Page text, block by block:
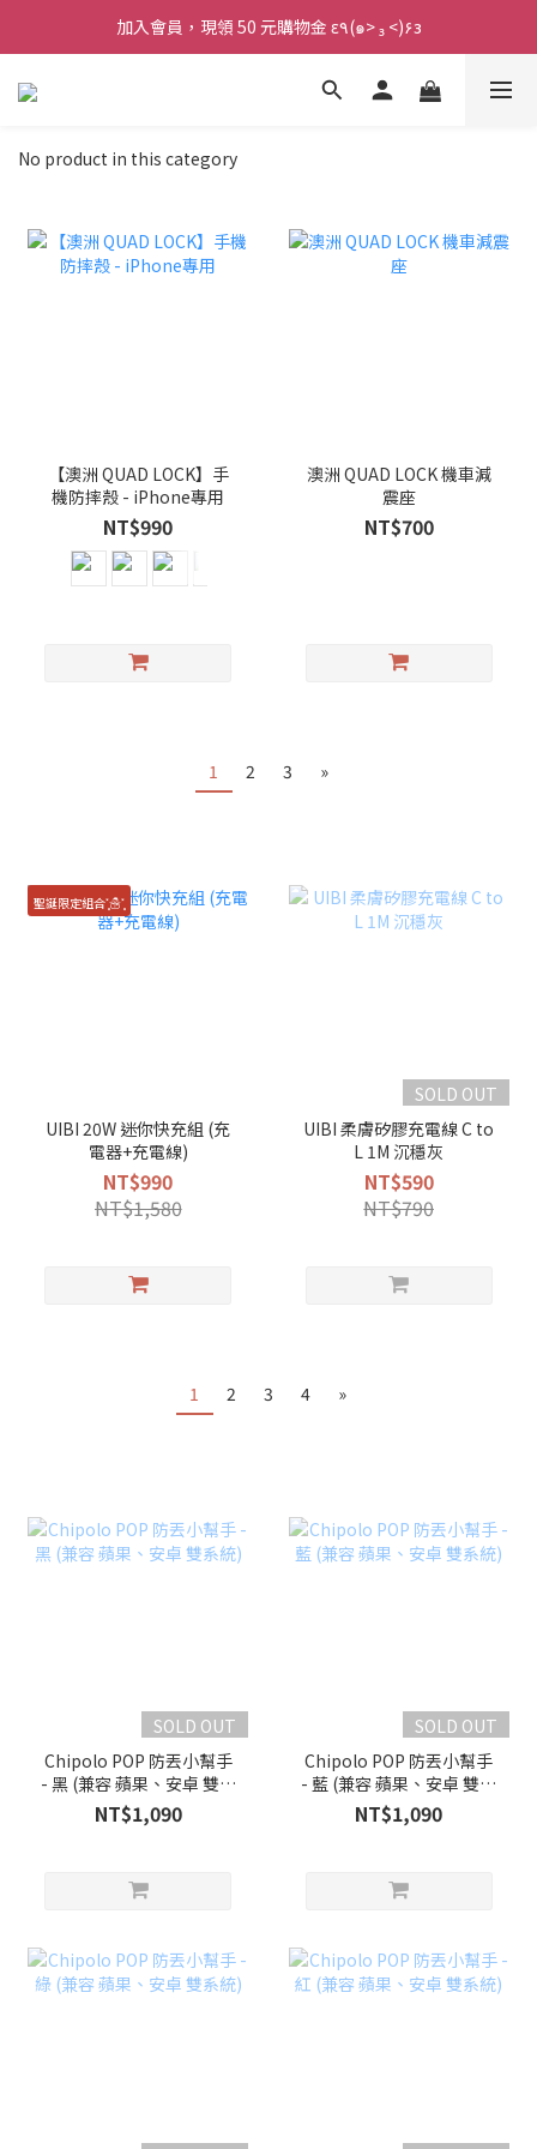
加入會員，現領 50 元購物金 ε٩(๑> ₃ <)۶з
加入會員，現領 50 元購物金 ε٩(๑> ₃ <)۶з
全館滿 800 元 就免運 🚚
No product in this category
【澳洲 QUAD LOCK】手
機防摔殼 - iPhone專用
NT$990
澳洲 QUAD LOCK 機車減
震座
NT$700
1 2 3 »
聖誕限定組合˟͙☃˟͙
UIBI 20W 迷你快充組 (充
電器+充電線)
NT$990
NT$1,580
SOLD OUT
UIBI 柔膚矽膠充電線 C to
L 1M 沉穩灰
NT$590
NT$790
1 2 3 4 »
SOLD OUT
Chipolo POP 防丟小幫手
- 黑 (兼容 蘋果、安卓 雙系
統)
NT$1,090
SOLD OUT
Chipolo POP 防丟小幫手
- 藍 (兼容 蘋果、安卓 雙系
統)
NT$1,090